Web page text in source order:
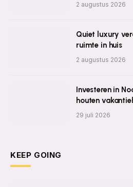
2 augustus 2026
Quiet luxury
ruimte in huis
2 augustus 2026
Investeren in
houten
29 juli 2026
KEEP GOING